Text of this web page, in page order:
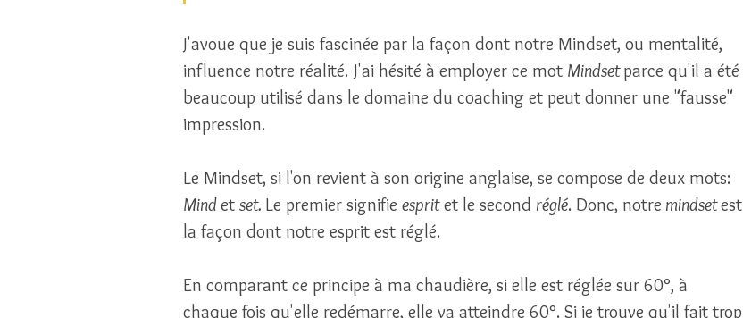
J'avoue que je suis fascinée par la façon dont notre Mindset, ou mentalité,
influence notre réalité. J'ai hésité à employer ce mot Mindset parce qu'il a été
beaucoup utilisé dans le domaine du coaching et peut donner une "fausse"
impression.
Le Mindset, si l'on revient à son origine anglaise, se compose de deux mots:
Mind et set. Le premier signifie esprit et le second réglé. Donc, notre mindset est
la façon dont notre esprit est réglé.
En comparant ce principe à ma chaudière, si elle est réglée sur 60°, à
chaque fois qu'elle redémarre, elle va atteindre 60°. Si je trouve qu'il fait trop